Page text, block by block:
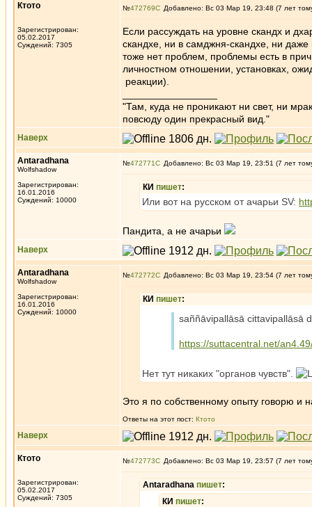
Ктото
Зарегистрирован:
05.02.2017
Суждений: 7305
№472769 Добавлено: Вс 03 Мар 19, 23:48 (7 лет
Если рассуждать на уровне скандх и
скандхе, ни в самджня-скандхе, ни
тоже нет проблем, проблемы есть в
личностном отношении, установках,
реакции).
"Там, куда не проникают ни свет, ни
повсюду один прекрасный вид."
Наверх
Antaradhana
Wolfshadow
Зарегистрирован:
16.01.2016
Суждений: 10000
№472771 Добавлено: Вс 03 Мар 19, 23:51 (7 лет
КИ пишет:
Или вот на русском от ачарьи SV:
Пандита, а не ачарьи
Наверх
Antaradhana
Wolfshadow
Зарегистрирован:
16.01.2016
Суждений: 10000
№472772 Добавлено: Вс 03 Мар 19, 23:54 (7 лет
КИ пишет:
saññāvipallāsā cittavipallāsā
https://suttacentral.net/
Нет тут никаких "органов чувств".
Это я по собственному опыту говорю и
Ответы на этот пост: Ктото
Наверх
Ктото
Зарегистрирован:
05.02.2017
Суждений: 7305
№472773 Добавлено: Вс 03 Мар 19, 23:57 (7 лет
Antaradhana пишет:
КИ пишет: